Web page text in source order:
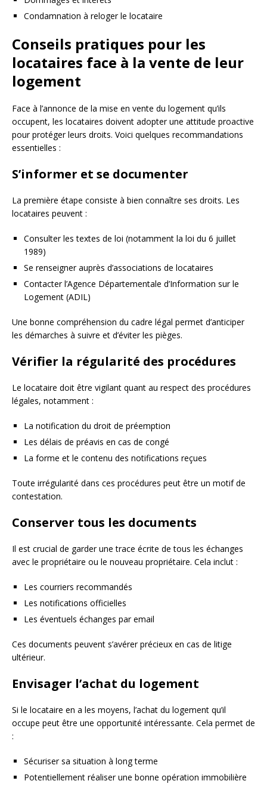
Condamnation à reloger le locataire
Conseils pratiques pour les
locataires face à la vente de leur
logement
Face à l’annonce de la mise en vente du logement qu’ils
occupent, les locataires doivent adopter une attitude proactive
pour protéger leurs droits. Voici quelques recommandations
essentielles :
S’informer et se documenter
La première étape consiste à bien connaître ses droits. Les
locataires peuvent :
Consulter les textes de loi (notamment la loi du 6 juillet
1989)
Se renseigner auprès d’associations de locataires
Contacter l’Agence Départementale d’Information sur le
Logement (ADIL)
Une bonne compréhension du cadre légal permet d’anticiper
les démarches à suivre et d’éviter les pièges.
Vérifier la régularité des procédures
Le locataire doit être vigilant quant au respect des procédures
légales, notamment :
La notification du droit de préemption
Les délais de préavis en cas de congé
La forme et le contenu des notifications reçues
Toute irrégularité dans ces procédures peut être un motif de
contestation.
Conserver tous les documents
Il est crucial de garder une trace écrite de tous les échanges
avec le propriétaire ou le nouveau propriétaire. Cela inclut :
Les courriers recommandés
Les notifications officielles
Les éventuels échanges par email
Ces documents peuvent s’avérer précieux en cas de litige
ultérieur.
Envisager l’achat du logement
Si le locataire en a les moyens, l’achat du logement qu’il
occupe peut être une opportunité intéressante. Cela permet de
:
Sécuriser sa situation à long terme
Potentiellement réaliser une bonne opération immobilière